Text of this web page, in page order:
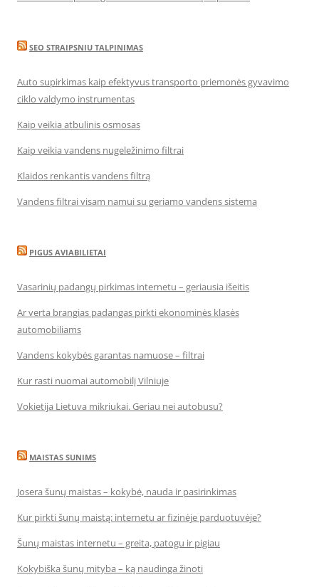
SEO STRAIPSNIU TALPINIMAS
Auto supirkimas kaip efektyvus transporto priemonės gyvavimo
ciklo valdymo instrumentas
Kaip veikia atbulinis osmosas
Kaip veikia vandens nugeležinimo filtrai
Klaidos renkantis vandens filtrą
Vandens filtrai visam namui su geriamo vandens sistema
PIGUS AVIABILIETAI
Vasarinių padangų pirkimas internetu – geriausia išeitis
Ar verta brangias padangas pirkti ekonominės klasės
automobiliams
Vandens kokybės garantas namuose – filtrai
Kur rasti nuomai automobilį Vilniuje
Vokietija Lietuva mikriukai. Geriau nei autobusu?
MAISTAS SUNIMS
Josera šunų maistas – kokybė, nauda ir pasirinkimas
Kur pirkti šunų maistą: internetu ar fizinėje parduotuvėje?
Šunų maistas internetu – greita, patogu ir pigiau
Kokybiška šunų mityba – ką naudinga žinoti